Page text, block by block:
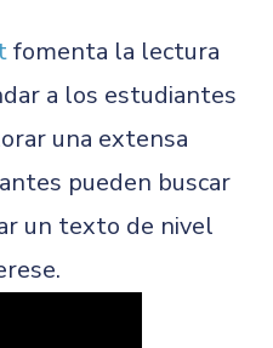
fomenta la lectura
a los estudiantes
una extensa
pueden buscar
un texto de nivel